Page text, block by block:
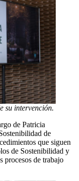
su intervención.
de Patricia
de
que siguen
de Sostenibilidad y
procesos de trabajo